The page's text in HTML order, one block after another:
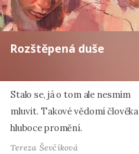
Rozštěpená duše
Stalo se, já o tom ale nesmím
mluvit. Takové vědomí člověka
hluboce promění.
Tereza Ševčíková